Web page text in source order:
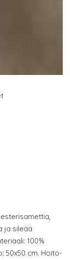
ja sileää
100%
50x50 cm. Hoito-